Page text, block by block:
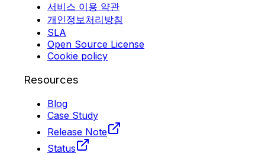
서비스 이용 약관
개인정보처리방침
SLA
Open Source License
Cookie policy
Resources
Blog
Case Study
Release Note
Status